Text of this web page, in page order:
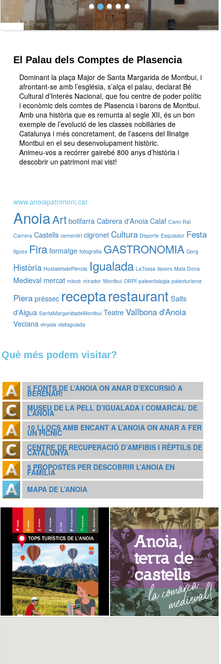
El Palau dels Comptes de Plasencia
Dominant la plaça Major de Santa Margarida de Montbui, i
afrontant-se amb l’església, s’alça el palau, declarat Bé
Cultural d’Interés Nacional, que fou centre de poder polític
i econòmic dels comtes de Plasencia i barons de Montbui.
Amb una història que es remunta al segle XII, és un bon
exemple de l’evolució de les classes nobiliàries de
Catalunya i més concretament, de l’ascens del llinatge
Montbui en el seu desenvolupament històric.
Animeu-vos a recórrer gairebé 800 anys d’història i
descobrir un patrimoni mai vist!
www.anoiapatrimoni.cat
AnoiaArt botifarra Cabrera d'Anoia Calaf Camí Ral
Carrera Castells cementiri cigronet Cultura Deporte Esquiador Festa
figues Fira formatge fotografia GASTRONOMIA Gorg
Història HostaletsdePierola Igualada LaTossa llavors Mala Dona
Medieval mercat miocè mirador Montbui ORPÍ paleontologia paleoturisme
Piera préssec receptarestaurant Salts
d'Aigua SantaMargaridadeMontbui Teatre Vallbona d'Anoia
Veciana vinyala visitaguiada
Què més podem visitar?
5 FONTS DE L’ANOIA ON ANAR D’EXCURSIÓ A
BERENAR!
MUSEU DE LA PELL D’IGUALADA I COMARCAL DE
L’ANOIA
10 LLOCS AMB ENCANT A L’ANOIA ON ANAR A FER
UN PÍCNIC
CENTRE DE RECUPERACIÓ D’AMFIBIS I RÈPTILS DE
CATALUNYA
5 PROPOSTES PER DESCOBRIR L’ANOIA EN
FAMÍLIA
MAPA DE L’ANOIA